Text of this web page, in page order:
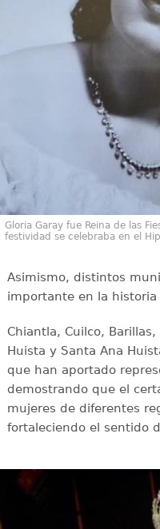
Gloria Garay fue Reina de las
festividad se celebraba en el
Asimismo, distintos
importante en la
Chiantla, Cuilco,
Huista y Santa Ana
que han aportado
demostrando que el
mujeres de diferentes
fortaleciendo el sentido